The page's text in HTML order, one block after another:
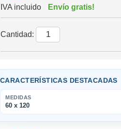
IVA incluido Envío gratis!
Cantidad:
CARACTERÍSTICAS DESTACADAS
MEDIDAS
60 x 120